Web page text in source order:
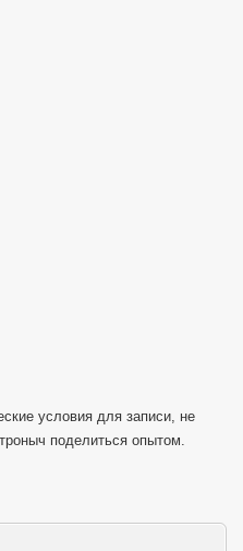
условия для записи, не
поделиться опытом.